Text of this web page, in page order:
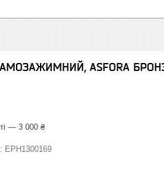
ASFORA
— 3 000 ₴
EPH1300169